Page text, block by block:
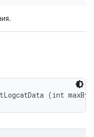
(int